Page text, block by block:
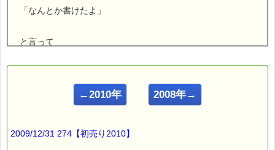
「なんとか書けたよ」
と言って
ところが・・・・
←2010年 2008年→
2009/12/31 274【初売り2010】